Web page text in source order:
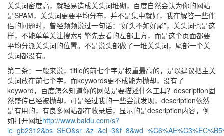
关头词密度高，就轻易造成关头词堆砌，百度自然会认为你的网站
是SPAM，关头词更要平均分布，并不是集中就好，我在解答一些伴
侣的问题时，曾经频频说过一句话：“好头不如好尾”，关头词也是这
样，不能单单关注搜索引擎先去看的左部上方，而是这个页面都要
平均分派关头词的位置。不是说头部做了一堆关头词，尾部一个关
头词都没有。
第二条：一般来说，titile的前七个字是权重最高的，是以建议把主关
头词放在前七个字，而keywords更不成能为抛却，没有了
keyword，百度怎么知道你的网站是要描述什么工具？description固
然盛传已经被抛却，可是经过我的一些尝试发现，description依然
是有用的，有良多网站都在收录后，显示的是description内容，例
如打开网址http://www.baidu.com/s?